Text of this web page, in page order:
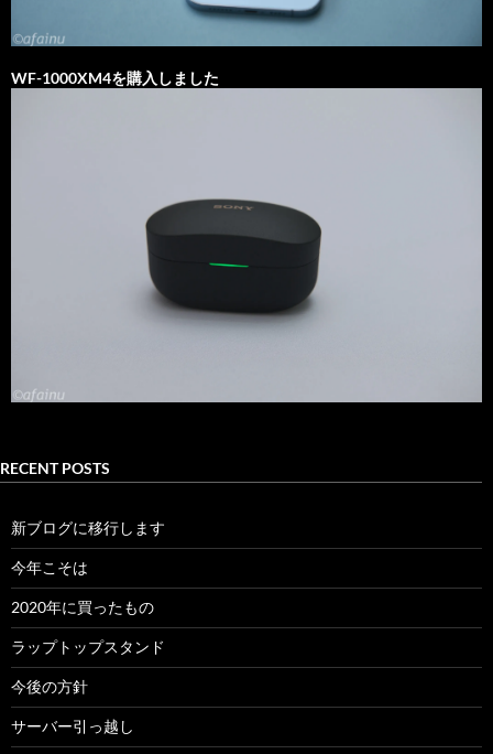
WF-1000XM4を購入しました
RECENT POSTS
新ブログに移行します
今年こそは
2020年に買ったもの
ラップトップスタンド
今後の方針
サーバー引っ越し